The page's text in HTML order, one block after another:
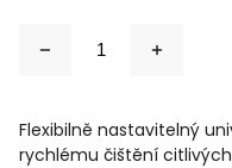
Flexibilně nastavitelný
rychlému čištění